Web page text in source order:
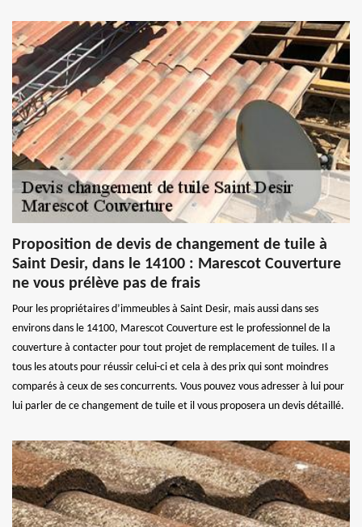
Proposition de devis de changement de tuile à
Saint Desir, dans le 14100 : Marescot Couverture
ne vous prélève pas de frais
Pour les propriétaires d’immeubles à Saint Desir, mais aussi dans ses
environs dans le 14100, Marescot Couverture est le professionnel de la
couverture à contacter pour tout projet de remplacement de tuiles. Il a
tous les atouts pour réussir celui-ci et cela à des prix qui sont moindres
comparés à ceux de ses concurrents. Vous pouvez vous adresser à lui pour
lui parler de ce changement de tuile et il vous proposera un devis détaillé.